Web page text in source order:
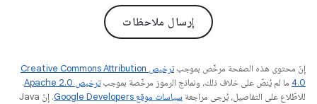
إرسال ملاحظات
إنّ محتوى هذه الصفحة مرخّص بموجب
ترخيص Creative Commons Attribution
4.0‏ ما لم يُنصّ على خلاف ذلك، ونماذج الرموز مرخّصة بموجبترخيص Apache 2.0‏
.
للاطّلاع على التفاصيل، يُرجى مراجعة سياسات موقع Google Developers‏
. إنّ Java